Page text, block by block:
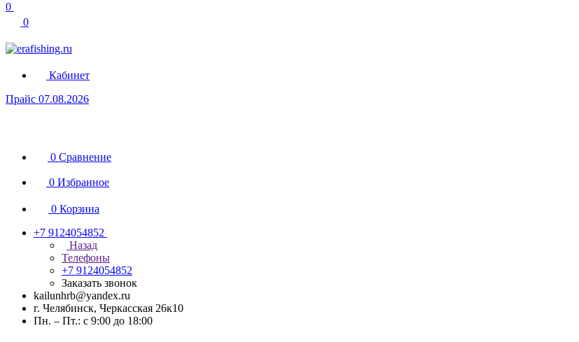
0
0
Кабинет
Прайс 07.08.2026
0 Сравнение
0 Избранное
0 Корзина
+7 9124054852
Назад
Телефоны
+7 9124054852
Заказать звонок
kailunhrb@yandex.ru
г. Челябинск, Черкасская 26к10
Пн. – Пт.: с 9:00 до 18:00